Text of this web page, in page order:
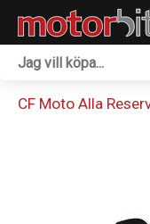
CF Moto Alla